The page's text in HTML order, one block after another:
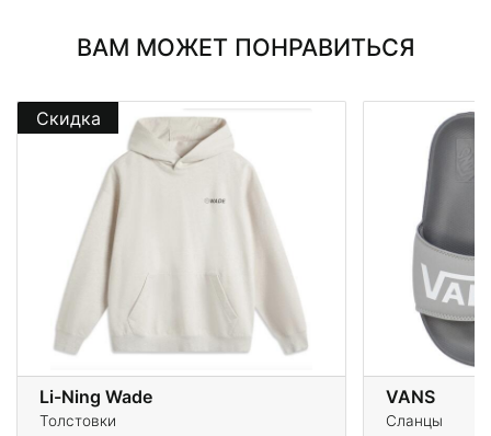
ВАМ МОЖЕТ ПОНРАВИТЬСЯ
Скидка
Li-Ning Wade
Толстовки
VANS
Сланцы